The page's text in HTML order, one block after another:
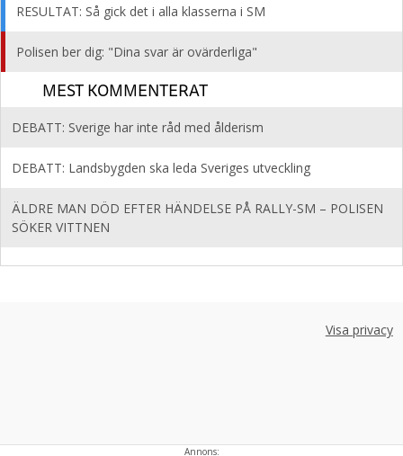
RESULTAT: Så gick det i alla klasserna i SM
Polisen ber dig: "Dina svar är ovärderliga"
MEST KOMMENTERAT
DEBATT: Sverige har inte råd med ålderism
DEBATT: Landsbygden ska leda Sveriges utveckling
ÄLDRE MAN DÖD EFTER HÄNDELSE PÅ RALLY-SM – POLISEN
SÖKER VITTNEN
Visa privacy
Annons: